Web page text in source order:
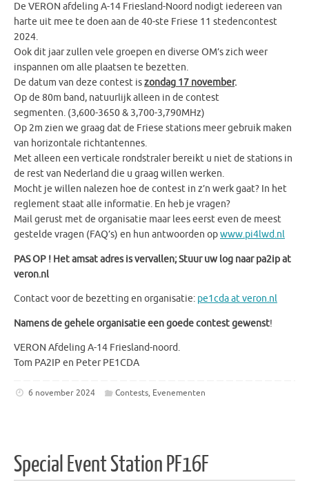
De VERON afdeling A-14 Friesland-Noord nodigt iedereen van
harte uit mee te doen aan de 40-ste Friese 11 stedencontest
2024.
Ook dit jaar zullen vele groepen en diverse OM’s zich weer
inspannen om alle plaatsen te bezetten.
De datum van deze contest iszondag 17 november.
Op de 80m band, natuurlijk alleen in de contest
segmenten. (3,600-3650 & 3,700-3,790MHz)
Op 2m zien we graag dat de Friese stations meer gebruik maken
van horizontale richtantennes.
Met alleen een verticale rondstraler bereikt u niet de stations in
de rest van Nederland die u graag willen werken.
Mocht je willen nalezen hoe de contest in z’n werk gaat? In het
reglement staat alle informatie. En heb je vragen?
Mail gerust met de organisatie maar lees eerst even de meest
gestelde vragen (FAQ’s) en hun antwoorden opwww.pi4lwd.nl
PAS OP ! Het amsat adres is vervallen; Stuur uw log naar pa2ip at
veron.nl
Contact voor de bezetting en organisatie: pe1cda at veron.nl
Namens de gehele organisatie een goede contest gewenst!
VERON Afdeling A-14 Friesland-noord.
Tom PA2IP en Peter PE1CDA
6 november 2024 Contests, Evenementen
Special Event Station PF16F